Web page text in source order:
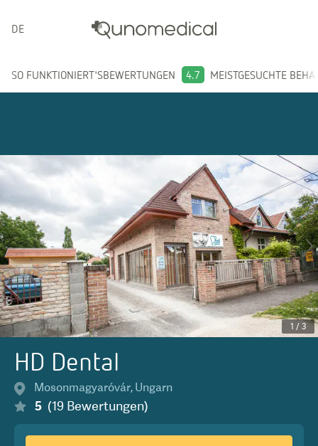
DEUTSCH
SO FUNKTIONIERT'SBEWERTUNGEN 4.7 MEISTGESUCHTE
1 / 3
HD Dental
Mosonmagyaróvár, Ungarn
5 (19 Bewertungen)